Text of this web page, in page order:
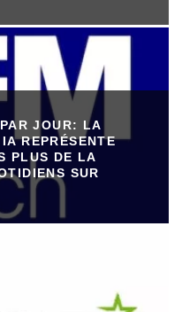
JOUR: LA
REPRÉSENTE
PLUS DE LA
SUR